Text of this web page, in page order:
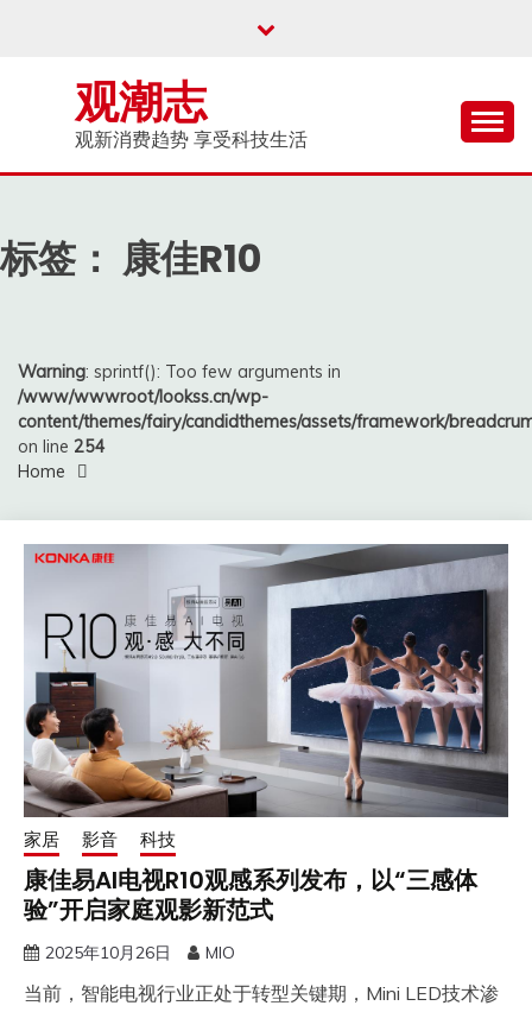
观潮志
观新消费趋势 享受科技生活
标签： 康佳R10
Warning: sprintf(): Too few arguments in
/www/wwwroot/lookss.cn/wp-
content/themes/fairy/candidthemes/assets/framework/
on line 254
Home
家居 影音 科技
康佳易AI电视R10观感系列发布，以“三感体
验”开启家庭观影新范式
2025年10月26日 MIO
当前，智能电视行业正处于转型关键期，Mini LED技术渗